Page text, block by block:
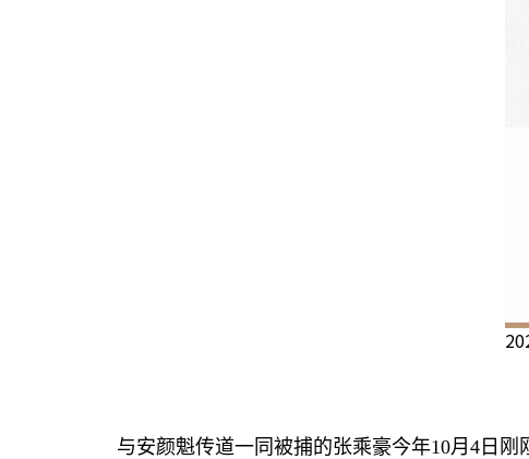
与安颜魁传道一同被捕的张乘豪今年10月 4 日刚